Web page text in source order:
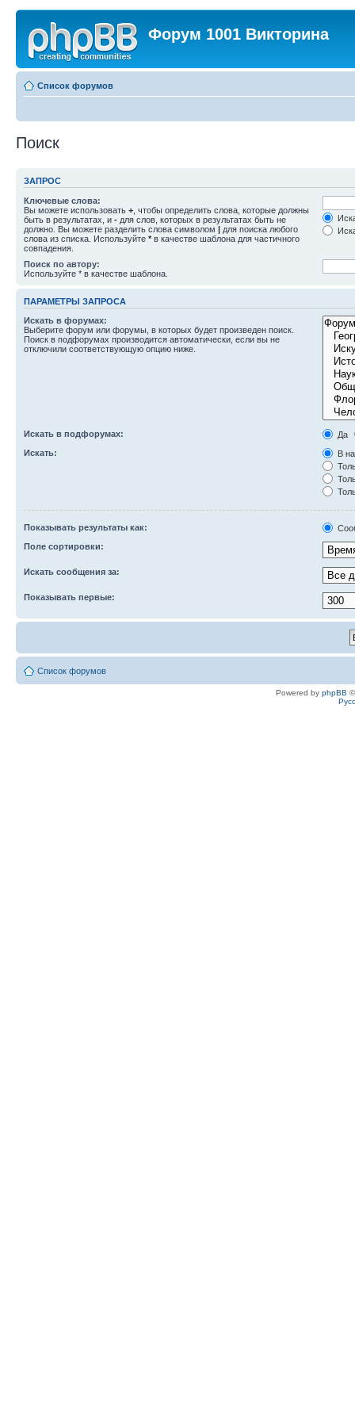
Форум 1001 Викторина
Список форумов
Поиск
ЗАПРОС
Ключевые слова:
Вы можете использовать + , чтобы определить слова, которые должны
быть в результатах, и - для слов, которых в результатах быть не
должно. Вы можете разделить слова символом | для поиска любого
слова из списка. Используйте * в качестве шаблона для частичного
совпадения.
Поиск по автору:
Используйте * в качестве шаблона.
ПАРАМЕТРЫ ЗАПРОСА
Искать в форумах:
Выберите форум или форумы, в которых будет произведен поиск.
Поиск в подфорумах производится автоматически, если вы не
отключили соответствующую опцию ниже.
Искать в подфорумах:
Да
Искать:
В
Показывать результаты как:
Поле сортировки:
Искать сообщения за:
Показывать первые:
Список форумов
Powered by phpBB